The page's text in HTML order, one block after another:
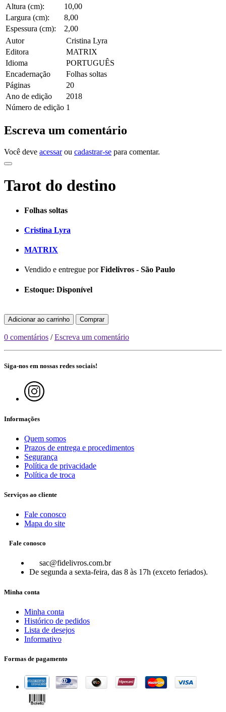
Altura (cm):
10,00
Largura (cm):
8,00
Espessura (cm):
2,00
Autor
Cristina Lyra
Editora
MATRIX
Idioma
PORTUGUÊS
Encadernação
Folhas soltas
Páginas
20
Ano de edição
2018
Número de edição 1
Escreva um comentário
Você deve acessarou cadastrar-se para comentar.
Tarot do destino
Folhas soltas
Cristina Lyra
MATRIX
Vendido e entregue porFidelivros - São Paulo
Estoque: Disponível
Adicionar ao carrinho Comprar
0 comentários /Escreva um comentário
Siga-nos em nossas redes sociais!
Informações
Quem somos
Prazos de entrega e procedimentos
Segurança
Política de privacidade
Política de troca
Serviços ao cliente
Fale conosco
Mapa do site
Fale conosco
sac@fidelivros.com.br
De segunda a sexta-feira, das 8 às 17h (exceto feriados).
Minha conta
Minha conta
Histórico de pedidos
Lista de desejos
Informativo
Formas de pagamento